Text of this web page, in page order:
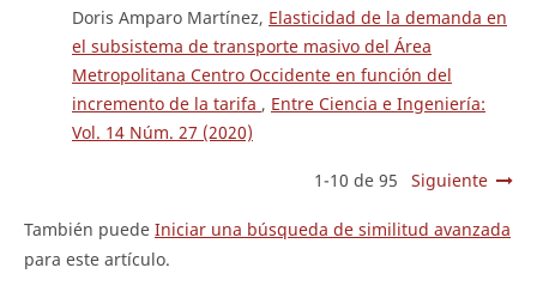
Doris Amparo Martínez, Elasticidad de la demanda en
el subsistema de transporte masivo del Área
Metropolitana Centro Occidente en función del
incremento de la tarifa , Entre Ciencia e Ingeniería:
Vol. 14 Núm. 27 (2020)
1-10 de 95 Siguiente
También puede Iniciar una búsqueda de similitud avanzada
para este artículo.